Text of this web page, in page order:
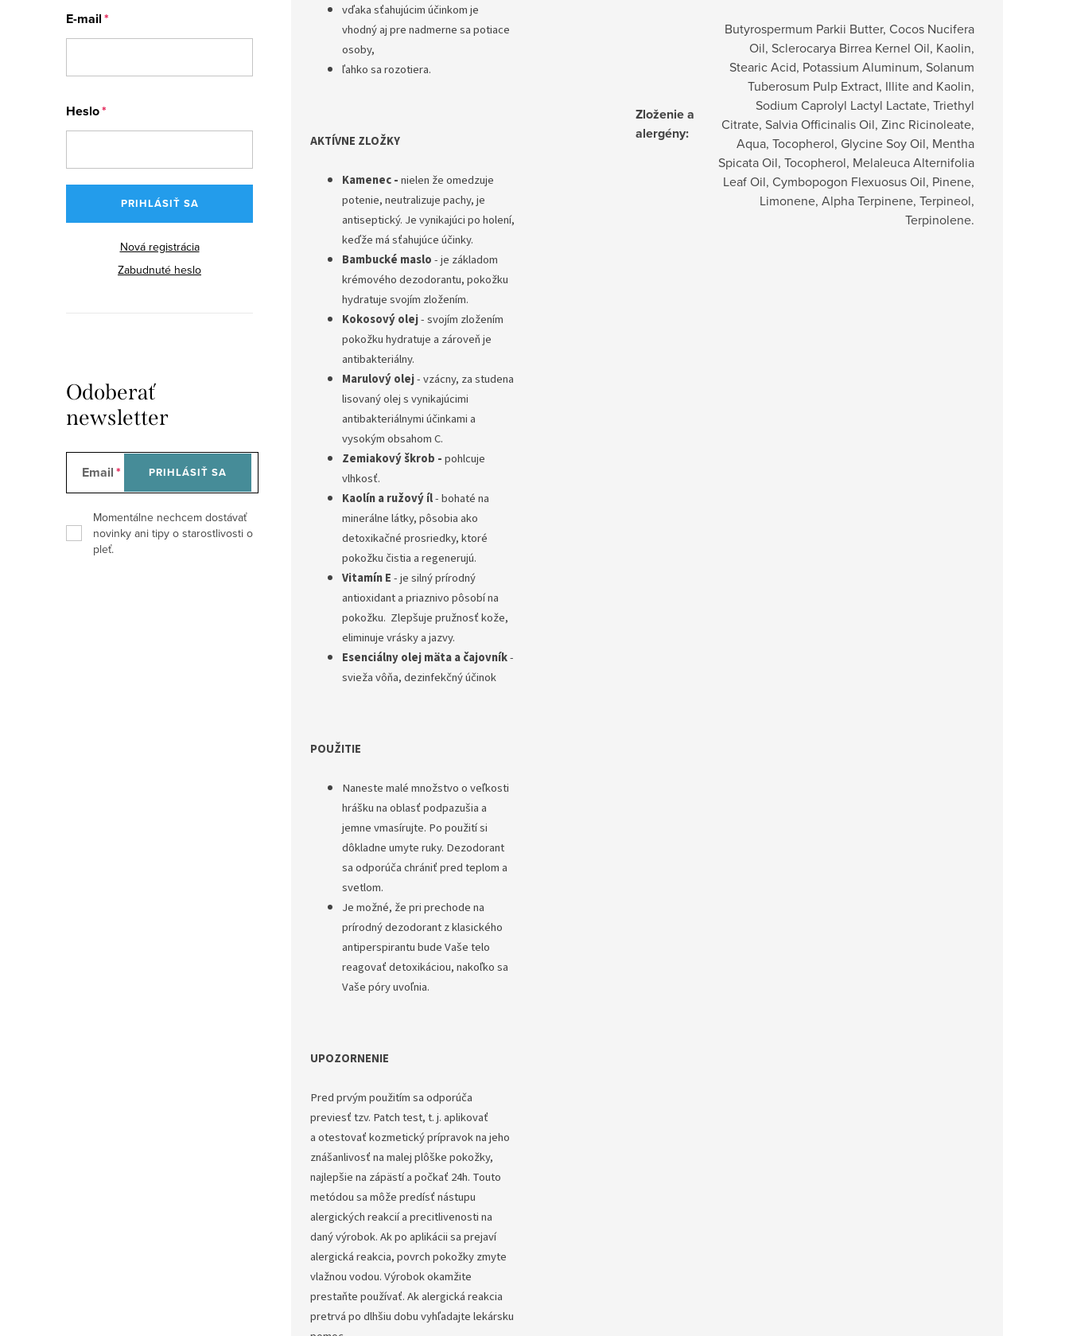
E-mail
Heslo
PRIHLÁSIŤ SA
Nová registrácia
Zabudnuté heslo
Odoberať
newsletter
Email
Momentálne nechcem dostávať
novinky ani tipy o starostlivosti o
pleť.
PRIHLÁSIŤ SA
vďaka sťahujúcim účinkom je
vhodný aj pre nadmerne sa potiace
osoby,
ľahko sa rozotiera.
AKTÍVNE ZLOŽKY
Kamenec -nielen že omedzuje
potenie, neutralizuje pachy, je
antiseptický. Je vynikajúci po holení,
keďže má sťahujúce účinky.
Bambucké maslo- je základom
krémového dezodorantu, pokožku
hydratuje svojím zložením.
Kokosový olej- svojím zložením
pokožku hydratuje a zároveň je
antibakteriálny.
Marulový olej- vzácny, za studena
lisovaný olej s vynikajúcimi
antibakteriálnymi účinkami a
vysokým obsahom C.
Zemiakový škrob -pohlcuje
vlhkosť.
Kaolín a ružový íl- bohaté na
minerálne látky, pôsobia ako
detoxikačné prosriedky, ktoré
pokožku čistia a regenerujú.
Vitamín E- je silný prírodný
antioxidant a priaznivo pôsobí na
pokožku. Zlepšuje pružnosť kože,
eliminuje vrásky a jazvy.
Esenciálny olej mäta a čajovník-
svieža vôňa, dezinfekčný účinok
POUŽITIE
Naneste malé množstvo o veľkosti
hrášku na oblasť podpazušia a
jemne vmasírujte. Po použití si
dôkladne umyte ruky. Dezodorant
sa odporúča chrániť pred teplom a
svetlom.
Je možné, že pri prechode na
prírodný dezodorant z klasického
antiperspirantu bude Vaše telo
reagovať detoxikáciou, nakoľko sa
Vaše póry uvoľnia.
UPOZORNENIE
Pred prvým použitím sa odporúča
previesť tzv. Patch test, t. j. aplikovať
a otestovať kozmetický prípravok na jeho
znášanlivosť na malej plôške pokožky,
najlepšie na zápästí a počkať 24h. Touto
metódou sa môže predísť nástupu
alergických reakcií a precitlivenosti na
daný výrobok. Ak po aplikácii sa prejaví
alergická reakcia, povrch pokožky zmyte
vlažnou vodou. Výrobok okamžite
prestaňte používať. Ak alergická reakcia
pretrvá po dlhšiu dobu vyhľadajte lekársku
Zloženie a
alergény:
Butyrospermum Parkii Butter, Cocos Nucifera
Oil, Sclerocarya Birrea Kernel Oil, Kaolin,
Stearic Acid, Potassium Aluminum, Solanum
Tuberosum Pulp Extract, Illite and Kaolin,
Sodium Caprolyl Lactyl Lactate, Triethyl
Citrate, Salvia Officinalis Oil, Zinc Ricinoleate,
Aqua, Tocopherol, Glycine Soy Oil, Mentha
Spicata Oil, Tocopherol, Melaleuca Alternifolia
Leaf Oil, Cymbopogon Flexuosus Oil, Pinene,
Limonene, Alpha Terpinene, Terpineol,
Terpinolene.